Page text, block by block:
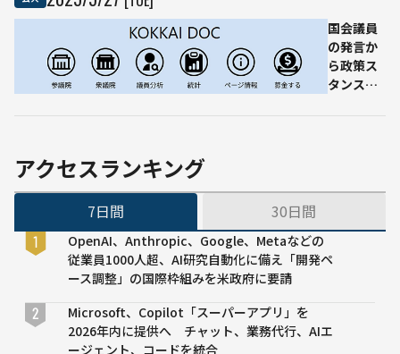
へ
応」
子育
て相
談を
イブ
ド型
国会議員
の発言か
ら政策ス
タンスを
「KOKKAI
公開
アクセスランキング
7日間 30日間
OpenAI、Anthropic、Google、Metaなどの
従業員1000人超、AI研究自動化に備え「開発ペ
ース調整」の国際枠組みを米政府に要請
Microsoft、Copilot「スーパーアプリ」を
2026年内に提供へ チャット、業務代行、AIエ
ージェント、コードを統合